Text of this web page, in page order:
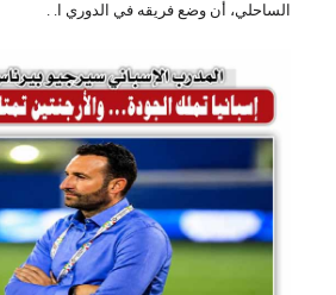
الساحلي، أن وضع فريقه في الدوري ا. .